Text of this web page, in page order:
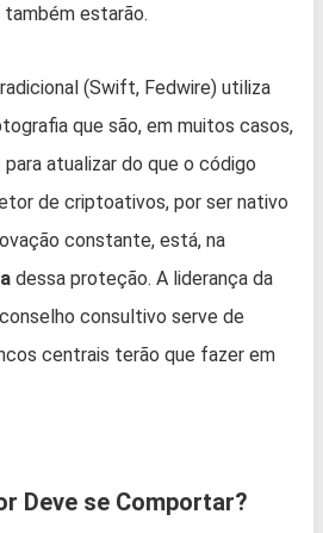
estarão.
(Swift, Fedwire) utiliza
que são, em muitos casos,
atualizar do que o código
de criptoativos, por ser nativo
constante, está, na
dessa proteção. A liderança da
consultivo serve de
centrais terão que fazer em
Deve se Comportar?